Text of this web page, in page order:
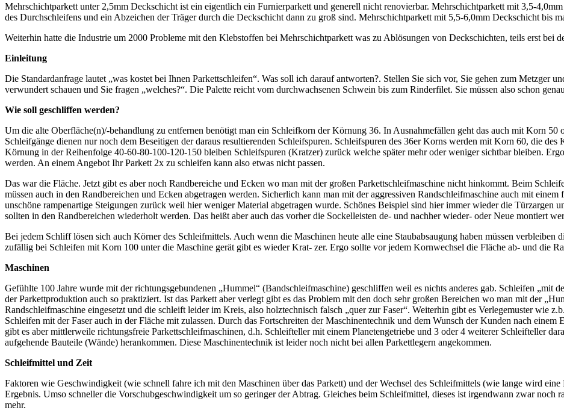
Mehrschichtparkett unter 2,5mm Deckschicht ist ein eigentlich ein Furnierparkett und generell nicht renovierbar. Mehrschichtparkett mit 3,5-
des Durchschleifens und ein Abzeichen der Träger durch die Deckschicht dann zu groß sind. Mehrschichtparkett mit 5,5-6,0mm Deckschicht bis
Weiterhin hatte die Industrie um 2000 Probleme mit den Klebstoffen bei Mehrschichtparkett was zu Ablösungen von Deckschichten, teils erst bei
Einleitung
Die Standardanfrage lautet „was kostet bei Ihnen Parkettschleifen“. Was soll ich darauf antworten?. Stellen Sie sich vor, Sie gehen zum Metzger
verwundert schauen und Sie fragen „welches?“. Die Palette reicht vom durchwachsenen Schwein bis zum Rinderfilet. Sie müssen also schon
Wie soll geschliffen werden?
Um die alte Oberfläche(n)/-behandlung zu entfernen benötigt man ein Schleifkorn der Körnung 36. In Ausnahmefällen geht das auch mit Korn 50
Schleifgänge dienen nur noch dem Beseitigen der daraus resultierenden Schleifspuren. Schleifspuren des 36er Korns werden mit Korn 60, die
Körnung in der Reihenfolge 40-60-80-100-120-150 bleiben Schleifspuren (Kratzer) zurück welche später mehr oder weniger sichtbar bleiben.
werden. An einem Angebot Ihr Parkett 2x zu schleifen kann also etwas nicht passen.
Das war die Fläche. Jetzt gibt es aber noch Randbereiche und Ecken wo man mit der großen Parkettschleifmaschine nicht hinkommt. Beim
müssen auch in den Randbereichen und Ecken abgetragen werden. Sicherlich kann man mit der aggressiven Randschleifmaschine auch mit
unschöne rampenartige Steigungen zurück weil hier weniger Material abgetragen wurde. Schönes Beispiel sind hier immer wieder die Türzargen
sollten in den Randbereichen wiederholt werden. Das heißt aber auch das vorher die Sockelleisten de- und nachher wieder- oder Neue montiert
Bei jedem Schliff lösen sich auch Körner des Schleifmittels. Auch wenn die Maschinen heute alle eine Staubabsaugung haben müssen verbleiben
zufällig bei Schleifen mit Korn 100 unter die Maschine gerät gibt es wieder Krat- zer. Ergo sollte vor jedem Kornwechsel die Fläche ab- und die
Maschinen
Gefühlte 100 Jahre wurde mit der richtungsgebundenen „Hummel“ (Bandschleifmaschine) geschliffen weil es nichts anderes gab. Schleifen „mit
der Parkettproduktion auch so praktiziert. Ist das Parkett aber verlegt gibt es das Problem mit den doch sehr großen Bereichen wo man mit der
Randschleifmaschine eingesetzt und die schleift leider im Kreis, also holztechnisch falsch „quer zur Faser“. Weiterhin gibt es Verlegemuster wie
Schleifen mit der Faser auch in der Fläche mit zulassen. Durch das Fortschreiten der Maschinentechnik und dem Wunsch der Kunden nach
gibt es aber mittlerweile richtungsfreie Parkettschleifmaschinen, d.h. Schleifteller mit einem Planetengetriebe und 3 oder 4 weiterer Schleifteller
aufgehende Bauteile (Wände) herankommen. Diese Maschinentechnik ist leider noch nicht bei allen Parkettlegern angekommen.
Schleifmittel und Zeit
Faktoren wie Geschwindigkeit (wie schnell fahre ich mit den Maschinen über das Parkett) und der Wechsel des Schleifmittels (wie lange wird
Ergebnis. Umso schneller die Vorschubgeschwindigkeit um so geringer der Abtrag. Gleiches beim Schleifmittel, dieses ist irgendwann zwar noch
mehr.